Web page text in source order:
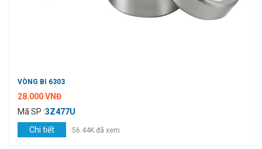
VÒNG BI 6303
28.000 VNĐ
Mã SP :3Z477U
Chi tiết
56.44K đã xem